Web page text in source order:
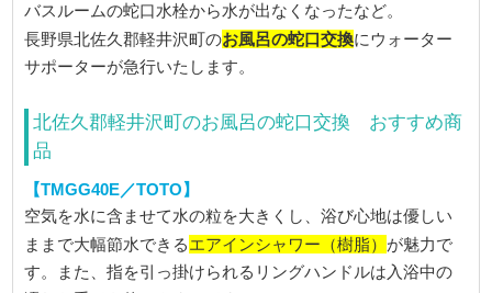
バスルームの蛇口水栓から水が出なくなったなど。
長野県北佐久郡軽井沢町のお風呂の蛇口交換にウォーター
サポーターが急行いたします。
北佐久郡軽井沢町のお風呂の蛇口交換 おすすめ商
品
【TMGG40E／TOTO】
空気を水に含ませて水の粒を大きくし、浴び心地は優しい
ままで大幅節水できるエアインシャワー（樹脂） が魅力で
す。また、指を引っ掛けられるリングハンドルは入浴中の